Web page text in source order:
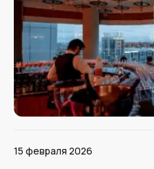
15 февраля 2026